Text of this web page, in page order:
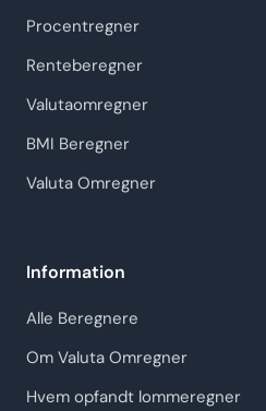
Procentregner
Renteberegner
Valutaomregner
BMI Beregner
Valuta Omregner
Information
Alle Beregnere
Om Valuta Omregner
Hvem opfandt lommeregner